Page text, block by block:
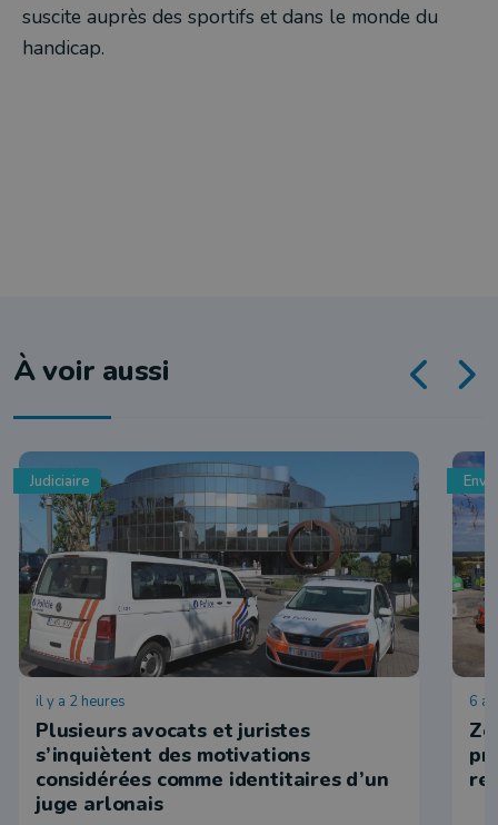
suscite auprès des sportifs et dans le monde du
handicap.
À voir aussi
Judiciaire
il y a 2 heures
Plusieurs avocats et juristes
s’inquiètent des motivations
considérées comme identitaires d’un
juge arlonais
6